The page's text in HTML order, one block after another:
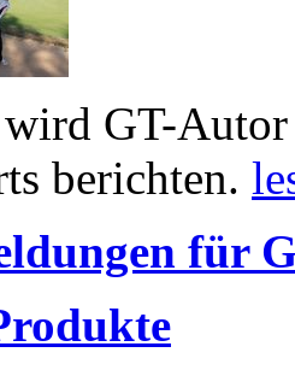
GT-
berichten.
für